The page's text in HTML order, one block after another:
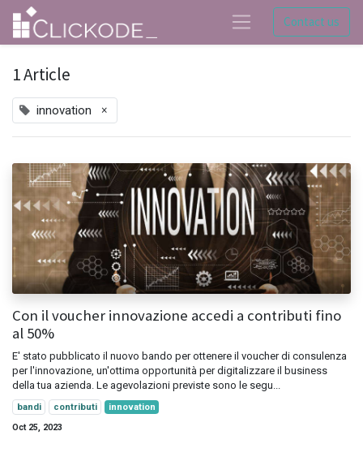
Contact us
1 Article
innovation ×
Con il voucher innovazione accedi a contributi fino
al 50%​
E' stato pubblicato il nuovo bando per ottenere il voucher di consulenza
per l'innovazione, un'ottima opportunità per digitalizzare il business
della tua azienda. Le agevolazioni previste sono le segu...
bandi contributi
innovation
Oct 25, 2023